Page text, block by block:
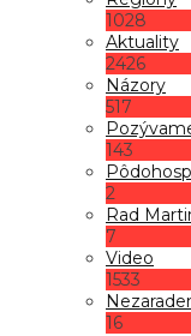
1028
Aktuality
2426
Názory
517
143
2
Rad
7
Video
1533
16